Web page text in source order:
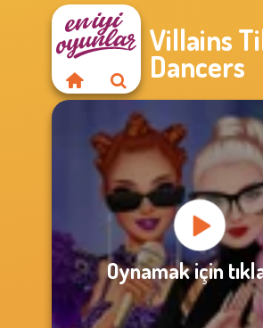
Villains
Dancers
Oynamak için